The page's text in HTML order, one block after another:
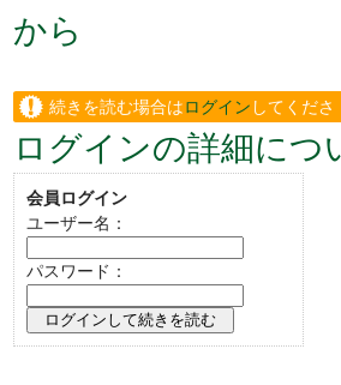
から
続きを読む場合はログイン してくださ
い。
ログインの詳細につ
会員ログイン
ユーザー名：
パスワード：